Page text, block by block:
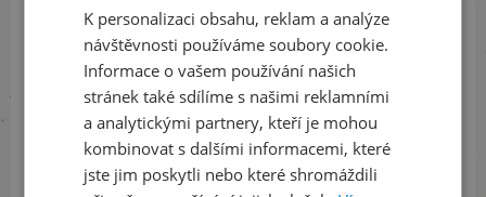
Sledujte nás na sociálních sítích
LinkedIn
flickr
ENGLISH
K personalizaci obsahu, reklam a analýze
návštěvnosti používáme soubory cookie.
Informace o vašem používání našich
stránek také sdílíme s našimi reklamními
a analytickými partnery, kteří je mohou
kombinovat s dalšími informacemi, které
jste jim poskytli nebo které shromáždili